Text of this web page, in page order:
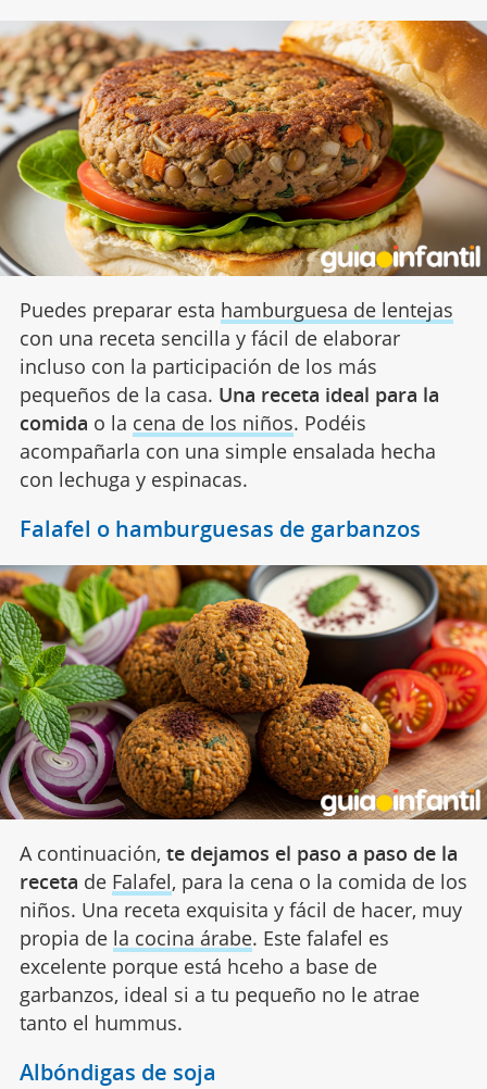
Puedes preparar esta hamburguesa de lentejas
con una receta sencilla y fácil de elaborar
incluso con la participación de los más
pequeños de la casa. Una receta ideal para la
comida o la cena de los niños. Podéis
acompañarla con una simple ensalada hecha
con lechuga y espinacas.
Falafel o hamburguesas de garbanzos
A continuación, te dejamos el paso a paso de la
receta de Falafel, para la cena o la comida de los
niños. Una receta exquisita y fácil de hacer, muy
propia de la cocina árabe. Este falafel es
excelente porque está hceho a base de
garbanzos, ideal si a tu pequeño no le atrae
tanto el hummus.
Albóndigas de soja